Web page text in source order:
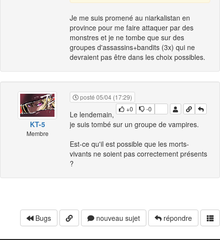
Je me suis promené au niarkalistan en
province pour me faire attaquer par des
monstres et je ne tombe que sur des
groupes d'assassins+bandits (3x) qui ne
devraient pas être dans les choix possibles.
KT-5
Membre
posté 05/04 (17:29)
+0
-0
Le lendemain,
je suis tombé sur un groupe de vampires.
Est-ce qu'il est possible que les morts-
vivants ne soient pas correctement présents
?
Bugs nouveau sujet répondre